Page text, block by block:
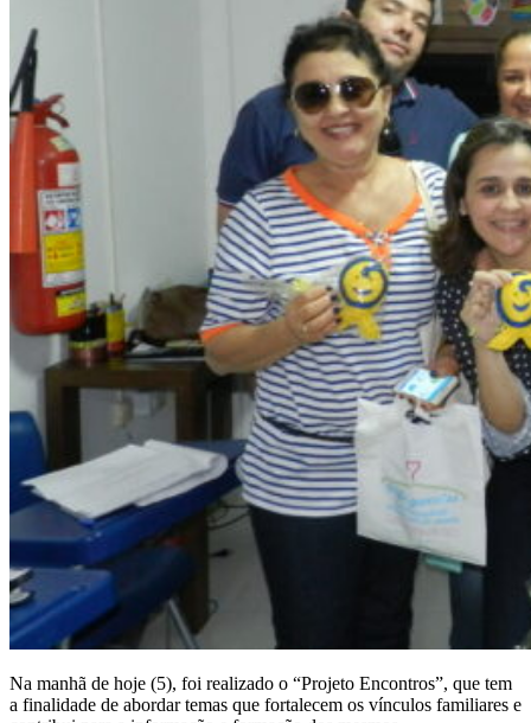
Na manhã de hoje (5), foi realizado o “Projeto Encontros”, que tem
a finalidade de abordar temas que fortalecem os vínculos familiares e